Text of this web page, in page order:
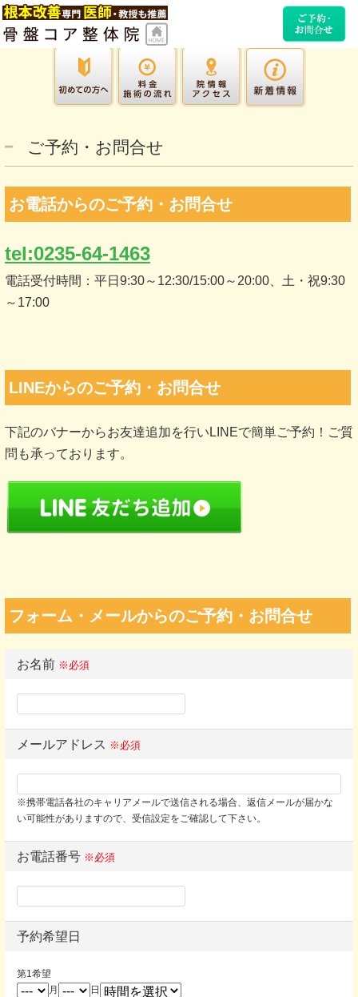
ご予約・お問合せ
お電話からのご予約・お問合せ
tel:0235-64-1463
電話受付時間：平日9:30～12:30/15:00～20:00、土・祝9:30
～17:00
LINEからのご予約・お問合せ
下記のバナーからお友達追加を行いLINEで簡単ご予約！ご質
問も承っております。
フォーム・メールからのご予約・お問合せ
お名前 ※必須
メールアドレス ※必須
※携帯電話各社のキャリアメールで送信される場合、返信メールが届かな
い可能性がありますので、受信設定をご確認して下さい。
お電話番号 ※必須
予約希望日
第1希望
月
日